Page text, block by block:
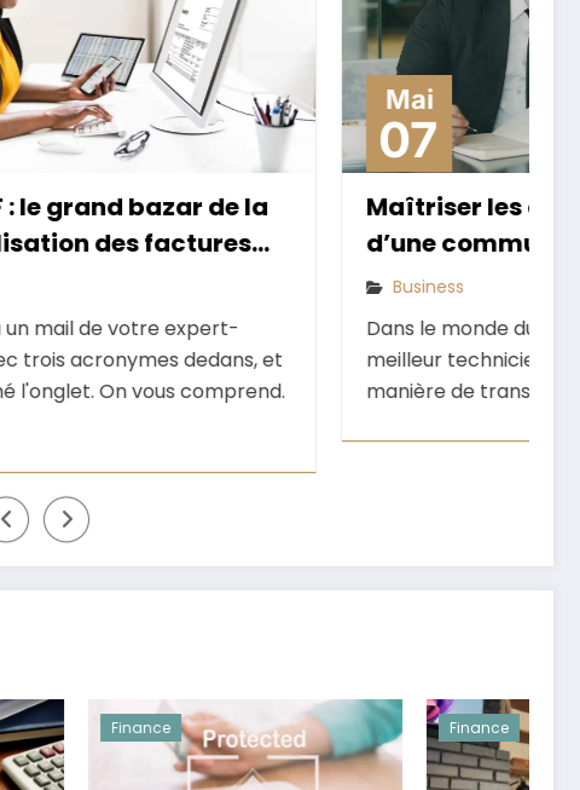
Mai
07
Maîtriser les codes : les piliers
d’une communication pro qui
Dans le monde du travail, on peut être le
meilleur technicien de son domaine, si la
manière de transmettre l'information…
Finance